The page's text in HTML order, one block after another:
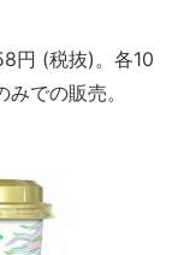
円 (税抜)。各10
での販売。